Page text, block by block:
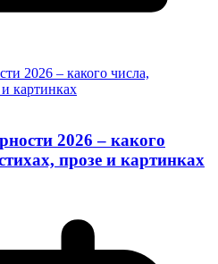
2026 – какого
прозе и картинках